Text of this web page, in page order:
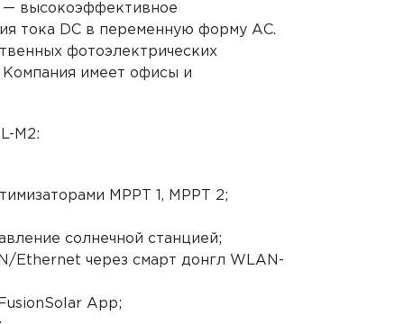
— высокоэффективное
тока DC в переменную форму АС.
фотоэлектрических
имеет офисы и
M2:
МРРТ 1, МРРТ 2;
солнечной станцией;
Ethernet через смарт донгл WLAN-
App;